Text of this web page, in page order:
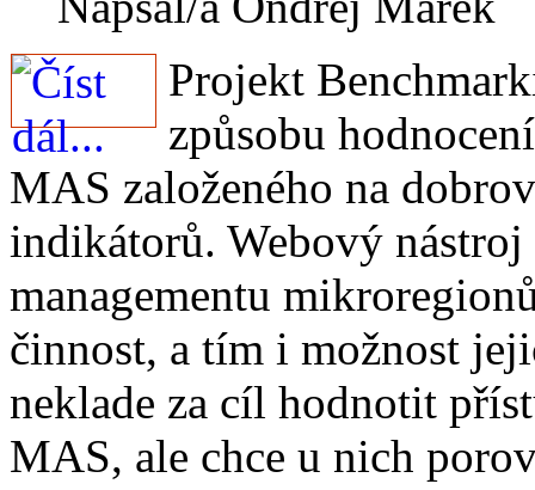
Projekt
způsobu
MAS založeného na
indikátorů. Webový nástroj
managementu
činnost, a tím i možnost
neklade za cíl hodnotit
MAS, ale chce u nich